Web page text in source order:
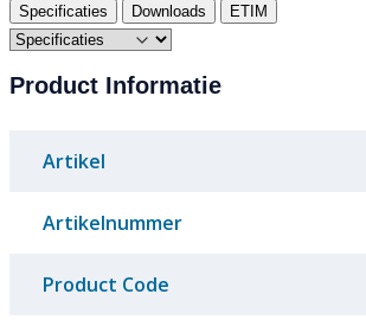
Specificaties Downloads ETIM
Product Informatie
Artikel
Artikelnummer
Product Code